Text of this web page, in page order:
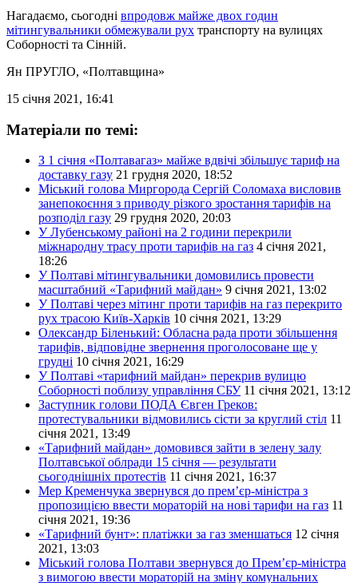
Нагадаємо, сьогодні впродовж майже двох годин
мітингувальники обмежували рух транспорту на вулицях
Соборності та Сінній.
Ян ПРУГЛО, «Полтавщина»
15 січня 2021, 16:41
Матеріали по темі:
З 1 січня «Полтавагаз» майже вдвічі збільшує тариф на
доставку газу 21 грудня 2020, 18:52
Міський голова Миргорода Сергій Соломаха висловив
занепокоєння з приводу різкого зростання тарифів на
розподіл газу 29 грудня 2020, 20:03
У Лубенському районі на 2 години перекрили
міжнародну трасу проти тарифів на газ 4 січня 2021,
18:26
У Полтаві мітингувальники домовились провести
масштабний «Тарифний майдан» 9 січня 2021, 13:02
У Полтаві через мітинг проти тарифів на газ перекрито
рух трасою Київ-Харків 10 січня 2021, 13:29
Олександр Біленький: Обласна рада проти збільшення
тарифів, відповідне звернення проголосоване ще у
грудні 10 січня 2021, 16:29
У Полтаві «тарифний майдан» перекрив вулицю
Соборності поблизу управління СБУ 11 січня 2021, 13:12
Заступник голови ПОДА Євген Греков:
протестувальники відмовились сісти за круглий стіл 11
січня 2021, 13:49
«Тарифний майдан» домовився зайти в зелену залу
Полтавської облради 15 січня — результати
сьогоднішніх протестів 11 січня 2021, 16:37
Мер Кременчука звернувся до прем’єр-міністра з
пропозицією ввести мораторій на нові тарифи на газ 11
січня 2021, 19:36
«Тарифний бунт»: платіжки за газ зменшаться 12 січня
2021, 13:03
Міський голова Полтави звернувся до Прем’єр-міністра
з вимогою ввести мораторій на зміну комунальних